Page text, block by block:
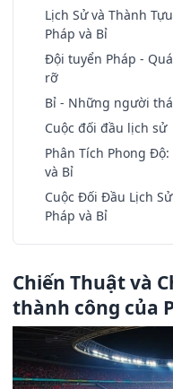
Lịch Sử và Thành
Pháp và Bỉ
Đội tuyển Pháp -
rỡ
Bỉ - Những người
Cuộc đối đầu lịch sử
Phân Tích Phong
và Bỉ
Cuộc Đối Đầu Lịch
Pháp và Bỉ
Chiến Thuật và
thành công của